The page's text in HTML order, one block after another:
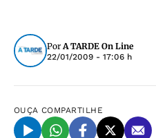
PorA TARDE On Line
22/01/2009 - 17:06 h
OUÇA COMPARTILHE